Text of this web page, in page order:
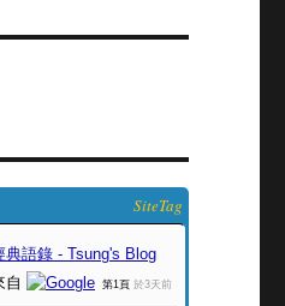
SiteTag